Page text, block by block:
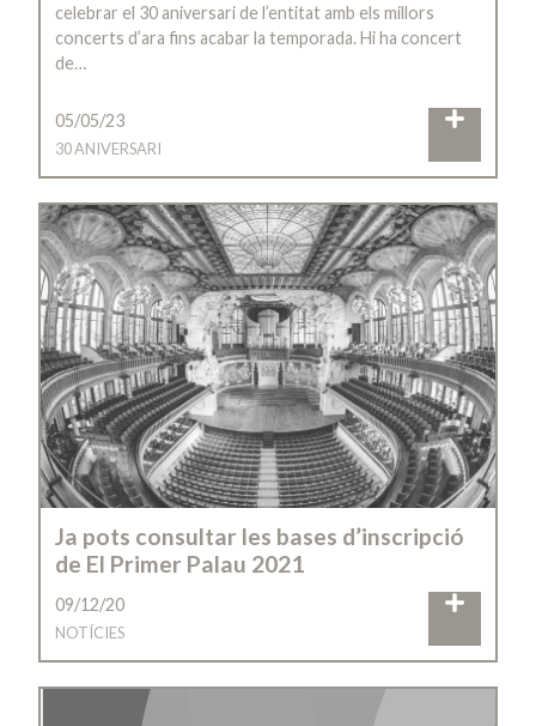
celebrar el 30 aniversari de l’entitat amb els millors
concerts d’ara fins acabar la temporada. Hi ha concert
de…
05/05/23
30 ANIVERSARI
Ja pots consultar les bases d’inscripció
de El Primer Palau 2021
09/12/20
NOTÍCIES